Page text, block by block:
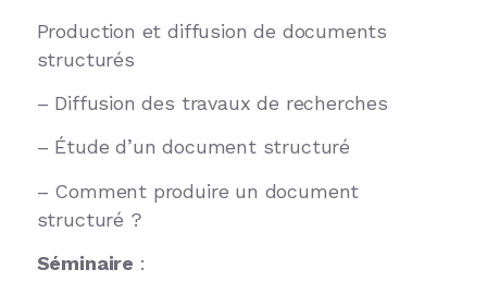
Production et diffusion de documents
structurés
– Diffusion des travaux de recherches
– Étude d’un document structuré
– Comment produire un document
structuré ?
Séminaire :